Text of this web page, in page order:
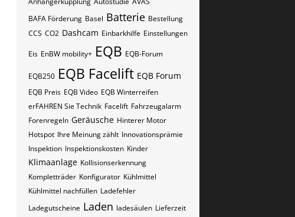
BAFA Förderung Basel Batterie Bestellung
CCS CO2 Dashcam Einbarkhilfe Einstellungen
Eis EnBW mobility+ EQB EQB-Forum
EQB250 EQB Facelift EQB Forum
EQB Preis EQB Video EQB Winterreifen
erFAHREN Sie Technik Facelift Fahrzeugalarm
Forenregeln Geräusche Hinterer Motor
Hotspot Ihre Meinung zählt Innovationsprämie
Inspektion Inspektionskosten Kinder
Klimaanlage Kollisionserkennung
Kompletträder Konfigurator Kühlmittel
Kühlmittel nachfüllen Ladefehler
Ladegutscheine Laden ladesäulen Lieferzeit